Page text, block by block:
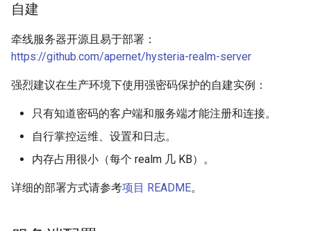
自建
牵线服务器开源且易于部署：
https://github.com/apernet/hysteria-realm-server
强烈建议在生产环境下使用强密码保护的自建实例：
只有知道密码的客户端和服务端才能注册和连接。
自行掌控运维、设置和日志。
内存占用很小（每个 realm 几 KB）。
详细的部署方式请参考项目 README。